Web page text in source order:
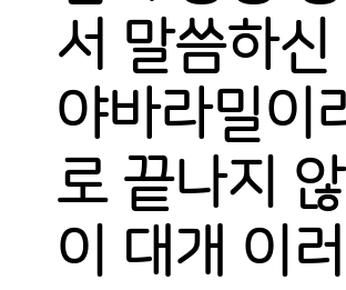
서 말씀하
야바라밀이
로 끝나지
이 대개 이